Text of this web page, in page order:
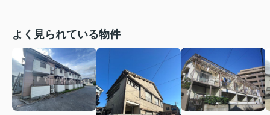
よく見られている物件